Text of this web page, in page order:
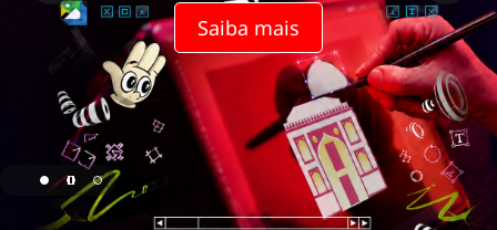
Saiba mais